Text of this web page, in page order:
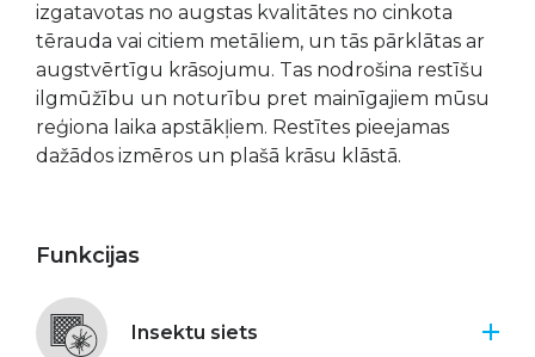
izgatavotas no augstas kvalitātes no cinkota
tērauda vai citiem metāliem, un tās pārklātas ar
augstvērtīgu krāsojumu. Tas nodrošina restīšu
ilgmūžību un noturību pret mainīgajiem mūsu
reģiona laika apstākļiem. Restītes pieejamas
dažādos izmēros un plašā krāsu klāstā.
Funkcijas
Insektu siets